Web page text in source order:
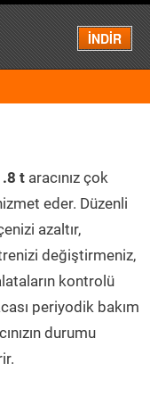
İNDİR
Menü
t aracınız çok
eder. Düzenli
azaltır,
değiştirmeniz,
kontrolü
periyodik bakım
durumu